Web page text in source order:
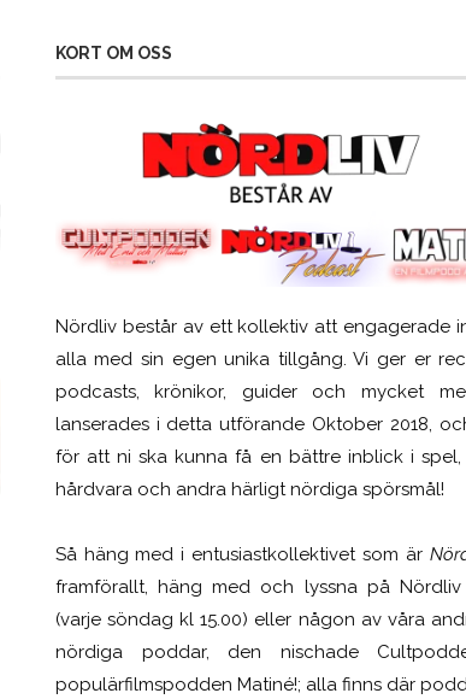
KORT OM OSS
Nördliv består av ett kollektiv att engagerade
alla med sin egen unika tillgång. Vi ger er
podcasts, krönikor, guider och mycket
lanserades i detta utförande Oktober 2018,
för att ni ska kunna få en bättre inblick i spel,
hårdvara och andra härligt nördiga spörsmål!
Så häng med i entusiastkollektivet som är
framförallt, häng med och lyssna på Nördliv
(varje söndag kl 15.00) eller någon av våra
nördiga poddar, den nischade
populärfilmspodden Matiné!; alla finns där
Logitech G316 X 98